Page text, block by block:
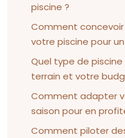
piscine ?
Comment
votre piscine pour
Quel type de
terrain et votre
Comment adapter
saison pour en
Comment piloter